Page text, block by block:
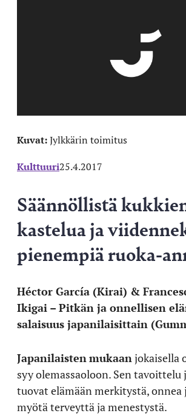
Kuvat:Jylkkärin toimitus
Kulttuuri25.4.2017
Säännöllistä
kastelua ja
pienempiä ruoka-
Héctor García (Kirai) &
Ikigai – Pitkän ja onnellisen
salaisuus japanilaisittain
Japanilaisten mukaan jokaisella
syy olemassaoloon. Sen
tuovat elämään merkitystä, onnea
myötä terveyttä ja menestystä.